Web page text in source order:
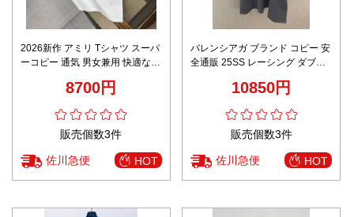
2026新作 アミリ Tシャツ スーパ
ーコピー 通気 男女兼用 快適な着
精密ディテール 安心の日本倉庫
8700円
販売個数3件
佐川急便 HOT
バレンシアガ ブランド コピー 安
全通販 25SS レーシング ダブル
10850円
販売個数3件
佐川急便 HOT